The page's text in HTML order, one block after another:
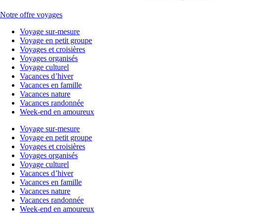
Notre offre voyages
Voyage sur-mesure
Voyage en petit groupe
Voyages et croisières
Voyages organisés
Voyage culturel
Vacances d’hiver
Vacances en famille
Vacances nature
Vacances randonnée
Week-end en amoureux
Voyage sur-mesure
Voyage en petit groupe
Voyages et croisières
Voyages organisés
Voyage culturel
Vacances d’hiver
Vacances en famille
Vacances nature
Vacances randonnée
Week-end en amoureux